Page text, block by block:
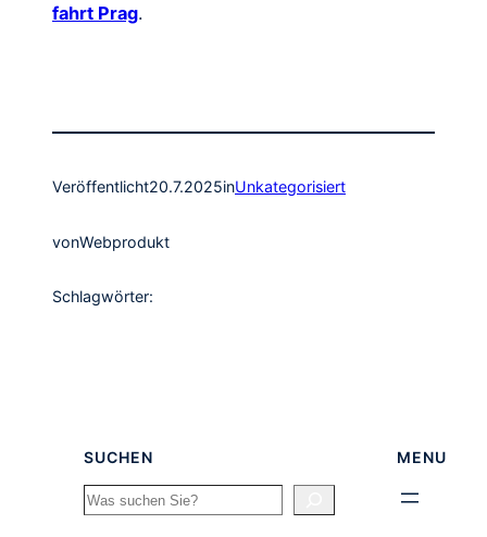
fahrt Prag.
Veröffentlicht20.7.2025inUnkategorisiert
vonWebprodukt
Schlagwörter:
SUCHEN
Search
MENU